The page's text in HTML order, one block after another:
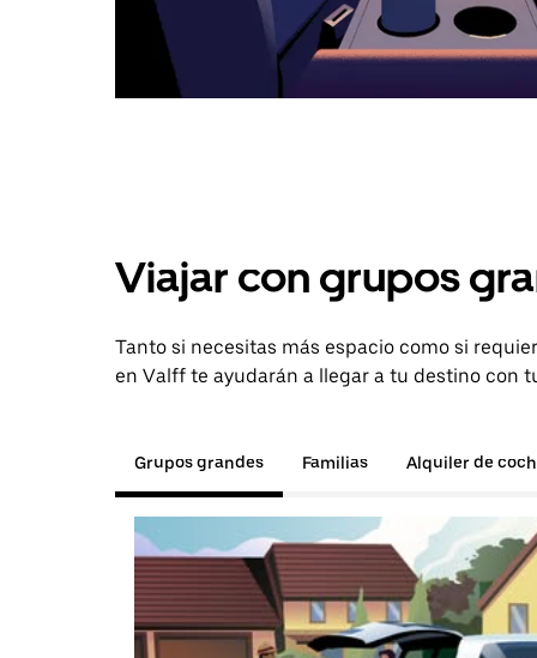
Viajar con grupos
Tanto si necesitas más espacio como si
en Valff te ayudarán a llegar a tu destino con
Grupos grandes Familias Alquiler de